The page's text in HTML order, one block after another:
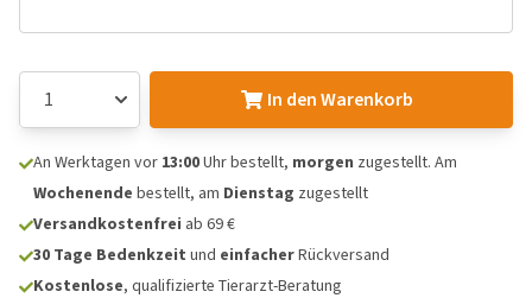
In den Warenkorb
An Werktagen vor 13:00Uhr bestellt, morgen zugestellt. Am
Wochenende bestellt, am Dienstag zugestellt
Versandkostenfrei ab 69 €
30 Tage Bedenkzeit und einfacherRückversand
Kostenlose, qualifizierte Tierarzt-Beratung